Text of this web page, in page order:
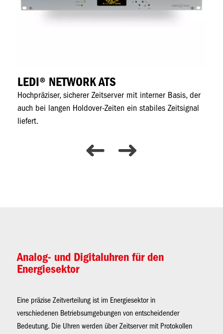
LEDI® NETWORK ATS
Hochpräziser, sicherer Zeitserver mit interner Basis, der
auch bei langen Holdover-Zeiten ein stabiles Zeitsignal
liefert.
Analog- und Digitaluhren für den
Energiesektor
Eine präzise Zeitverteilung ist im Energiesektor in
verschiedenen Betriebsumgebungen von entscheidender
Bedeutung. Die Uhren werden über Zeitserver mit Protokollen